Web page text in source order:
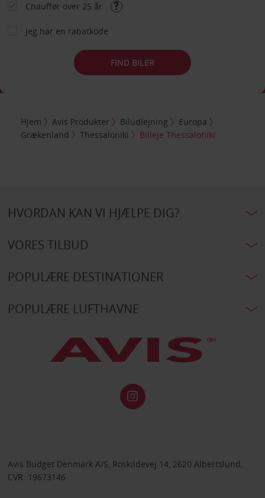
Chauffør over 25 år
Jeg har en rabatkode
FIND BILER
Hjem Avis Produkter Biludlejning
Europa
Grækenland
Thessaloniki Billeje Thessaloniki
HVORDAN KAN VI HJÆLPE DIG?
VORES TILBUD
POPULÆRE DESTINATIONER
POPULÆRE LUFTHAVNE
Avis Budget Denmark A/S, Roskildevej 14, 2620 Albertslund,
CVR: 19673146